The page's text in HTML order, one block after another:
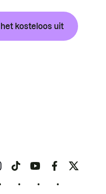
kosteloos uit